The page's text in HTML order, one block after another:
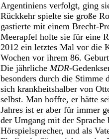
Argentiniens verfolgt, ging
Rückkehr spielte sie große
gastierte mit einem Brecht-
Meerapfel holte sie für eine
2012 ein letztes Mal vor die
Wochen vor ihrem 86.
Die jährliche MDR-
besonders durch die Stimme
sich krankheitshalber von
selbst. Man hoffte, er hätte
Jahres ist er aber für immer
der Umgang mit der
Hörspielsprecher, und als